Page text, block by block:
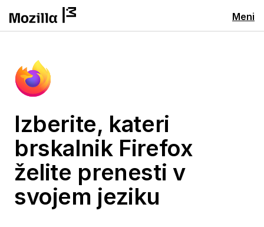
Meni
Izberite, kateri
brskalnik Firefox
želite prenesti v
svojem jeziku